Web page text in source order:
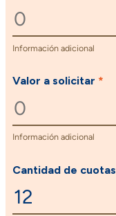
Información adicional
Valor a solicitar *
Información adicional
Cantidad de cuotas